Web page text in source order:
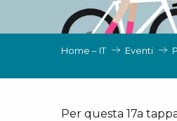
Home – IT Eventi
Per questa 17a